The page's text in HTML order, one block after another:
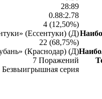
28:89
0.88:2.78
4 (12,50%)
(Ессентуки) (Д)
22 (68,75%)
(Краснодар) (Д)
7 Поражений
Безвыигрышная серия